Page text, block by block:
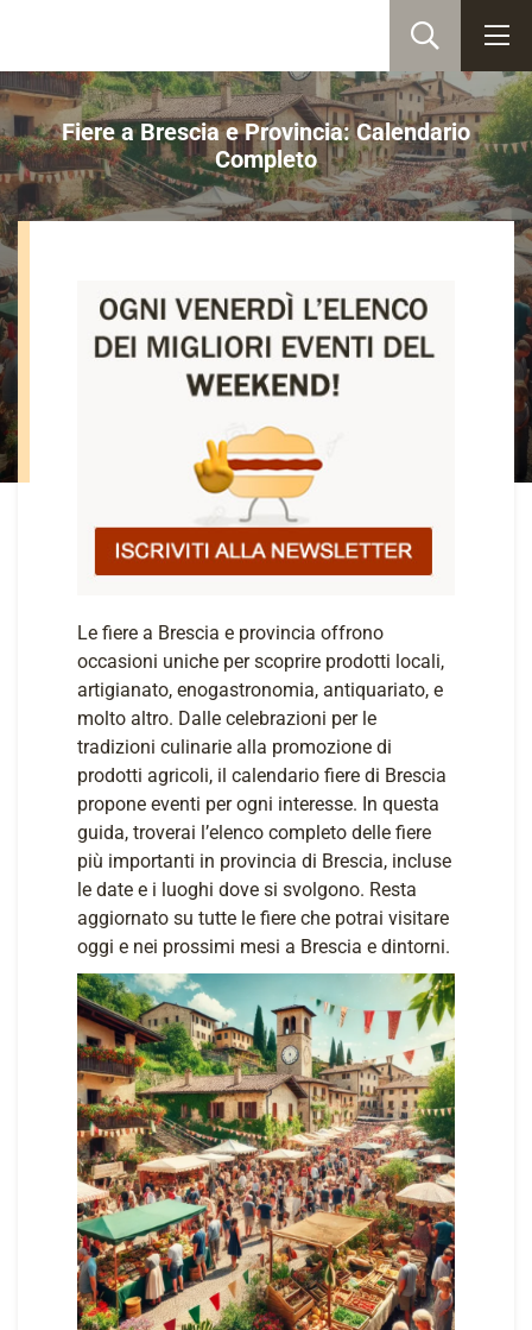
Fiere a Brescia e Provincia: Calendario
Completo
Le fiere a Brescia e provincia offrono
occasioni uniche per scoprire prodotti locali,
artigianato, enogastronomia, antiquariato, e
molto altro. Dalle celebrazioni per le
tradizioni culinarie alla promozione di
prodotti agricoli, il calendario fiere di Brescia
propone eventi per ogni interesse. In questa
guida, troverai l’elenco completo delle fiere
più importanti in provincia di Brescia, incluse
le date e i luoghi dove si svolgono. Resta
aggiornato su tutte le fiere che potrai visitare
oggi e nei prossimi mesi a Brescia e dintorni.